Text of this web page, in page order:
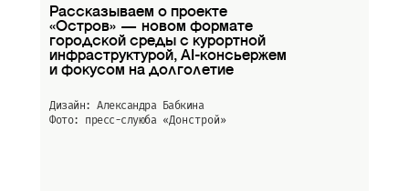
Рассказываем о проекте
«Остров» — новом формате
городской среды с курортной
инфраструктурой, AI-консьержем
и фокусом на долголетие
Дизайн: Александра Бабкина
Фото: пресс-слуюба «Донстрой»